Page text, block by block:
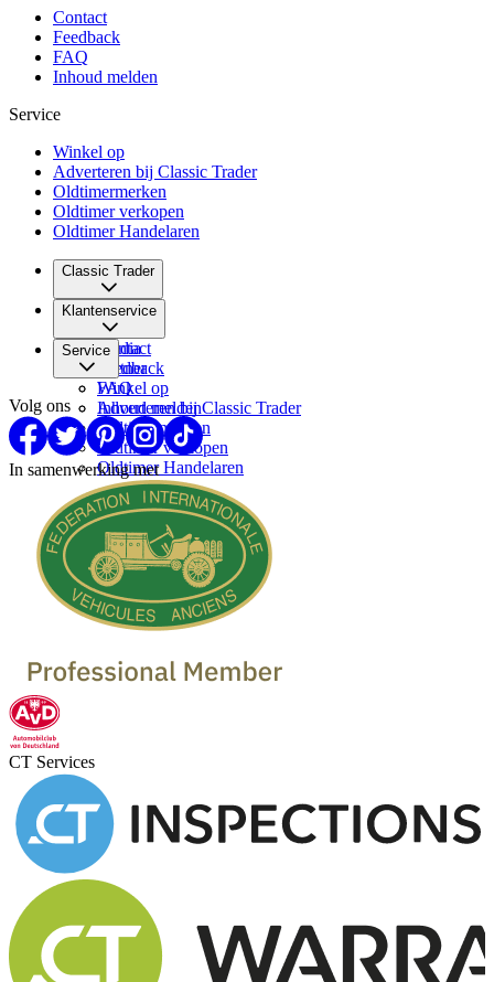
Contact
Feedback
FAQ
Inhoud melden
Service
Winkel op
Adverteren bij Classic Trader
Oldtimermerken
Oldtimer verkopen
Oldtimer Handelaren
Classic Trader
Over ons
Vacatures
Media
Partner
Klantenservice
Contact
Feedback
FAQ
Inhoud melden
Service
Winkel op
Adverteren bij Classic Trader
Oldtimermerken
Oldtimer verkopen
Oldtimer Handelaren
Volg ons
In samenwerking met
CT Services